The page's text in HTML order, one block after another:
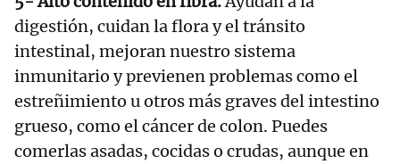
digestión, cuidan la flora y el tránsito
intestinal, mejoran nuestro sistema
inmunitario y previenen problemas como el
estreñimiento u otros más graves del intestino
grueso, como el cáncer de colon. Puedes
comerlas asadas, cocidas o crudas, aunque en